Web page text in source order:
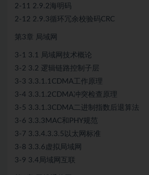
2-11 2.9.2海明码
2-12 2.9.3循环冗余校验码CRC
第3章 局域网
3-1 3.1 局域网技术概论
3-2 3.2 逻辑链路控制子层
3-3 3.3.1.1CDMA工作原理
3-4 3.3.1.2CDMA冲突检查原理
3-5 3.3.1.3CDMA二进制指数后退算法
3-6 3.3.3MAC和PHY规范
3-7 3.3.4.3.3.5以太网标准
3-8 3.3.6虚拟局域网
3-9 3.4局域网互联